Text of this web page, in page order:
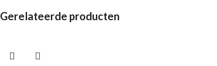
Gerelateerde producten